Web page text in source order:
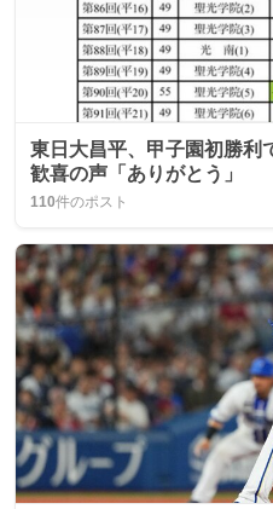
東日大昌平、甲子園初勝利
歓喜の声「ありがとう」
110件のポスト